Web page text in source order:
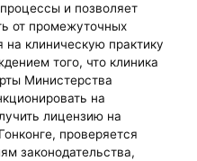
и позволяет
от промежуточных
клиническую практику
того, что клиника
Министерства
на
лицензию на
проверяется
законодательства,